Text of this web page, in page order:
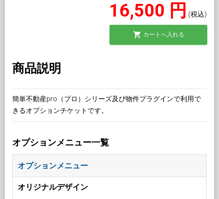
16,500 円 (税込)
shopping_cart カートへ入れる
商品説明
簡単不動産pro（プロ）シリーズ及び物件プラグインで利用で
きるオプションチケットです。
オプションメニュー一覧
オプションメニュー
オリジナルデザイン